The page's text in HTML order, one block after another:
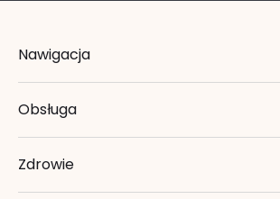
Nawigacja
Obsługa
Zdrowie